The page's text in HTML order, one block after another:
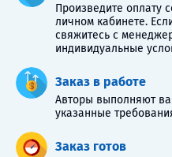
Произведите оплату
личном кабинете.
свяжитесь с
индивидуальные
Заказ в работе
Авторы выполняют
указанные
Заказ готов